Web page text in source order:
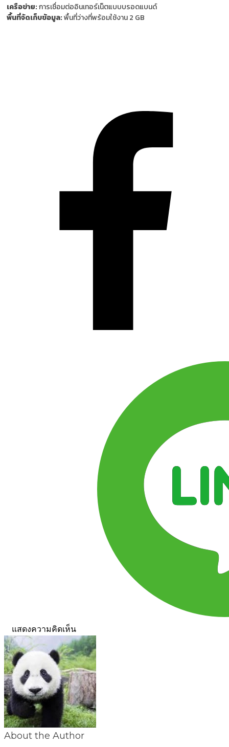
เครือข่าย:การเชื่อมต่ออินเทอร์เน็ตแบบบรอดแบนด์
พื้นที่จัดเก็บข้อมูล:พื้นที่ว่างที่พร้อมใช้งาน 2 GB
แสดงความคิดเห็น
About the Author